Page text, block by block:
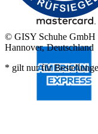
© GISY Schuhe GmbH
Hannover, Deutschland
* gilt nur für